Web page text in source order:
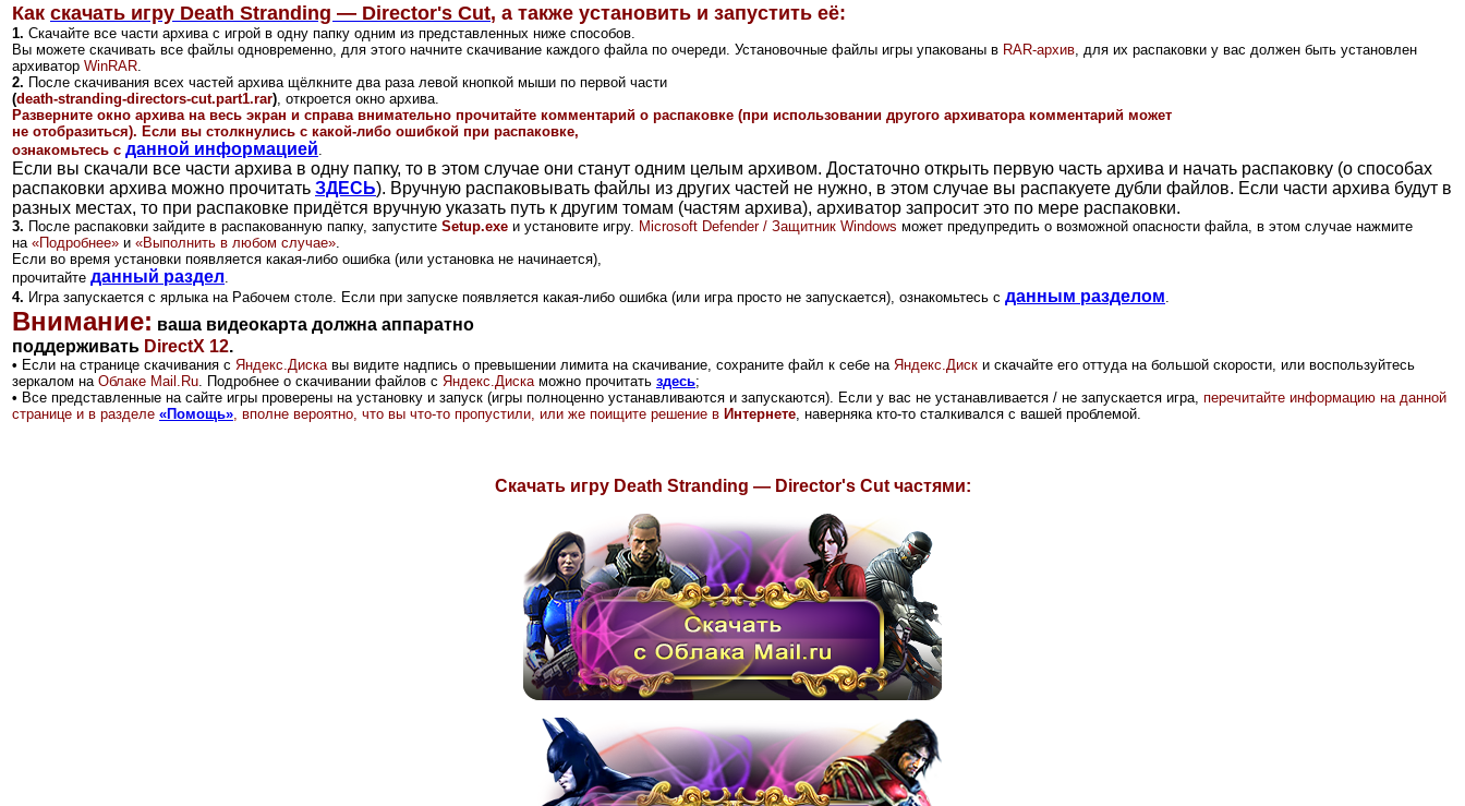
Как скачать игру Death Stranding — Director's Cut, а также установить и запустить её:
1. Скачайте все части архива с игрой в одну папку одним из представленных ниже способов.
Вы можете скачивать все файлы одновременно, для этого начните скачивание каждого файла по очереди. Установочные файлы игры упакованы в RAR-архив , для их распаковки у вас должен быть установлен
архиватор WinRAR
2. После скачивания всех частей архива щёлкните два раза левой кнопкой мыши по первой части
(death-stranding-directors-cut.part1.rar) , откроется окно архива.
Разверните окно архива на весь экран и справа внимательно прочитайте комментарий о распаковке (при использовании другого архиватора комментарий может
не отобразиться). Если вы столкнулись с какой-либо ошибкой при распаковке,
ознакомьтесь с данной информацией
Если вы скачали все части архива в одну папку, то в этом случае они станут одним целым архивом. Достаточно открыть первую часть архива и начать распаковку (о способах
распаковки архива можно прочитать ЗДЕСЬ). Вручную распаковывать файлы из других частей не нужно, в этом случае вы распакуете дубли файлов. Если части архива будут в
разных местах, то при распаковке придётся вручную указать путь к другим томам (частям архива), архиватор запросит это по мере распаковки.
3. После распаковки зайдите в распакованную папку, запустите Setup.exe и установите игру. Microsoft Defender / Защитник Windows может предупредить о возможной опасности файла, в этом случае нажмите
на «Подробнее» и «Выполнить в любом случае»
Если во время установки появляется какая-либо ошибка (или установка не начинается),
прочитайте данный раздел
4. Игра запускается с ярлыка на Рабочем столе . Если при запуске появляется какая-либо ошибка (или игра просто не запускается), ознакомьтесь с данным разделом
Внимание: ваша видеокарта должна аппаратно
поддерживать DirectX 12.
• Если на странице скачивания с Яндекс.Диска вы видите надпись о превышении лимита на скачивание, сохраните файл к себе на Яндекс.Диск и скачайте его оттуда на большой скорости, или воспользуйтесь
зеркалом на Облаке Mail.Ru Подробнее о скачивании файлов с Яндекс.Диска можно прочитать здесь;
• Все представленные на сайте игры проверены на установку и запуск (игры полноценно устанавливаются и запускаются). Если у вас не устанавливается / не запускается игра, перечитайте информацию на данной
странице и в разделе «Помощь» , вполне вероятно, что вы что-то пропустили, или же поищите решение в Интернете , наверняка кто-то сталкивался с вашей проблемой.
Скачать игру Death Stranding — Director's Cut частями: